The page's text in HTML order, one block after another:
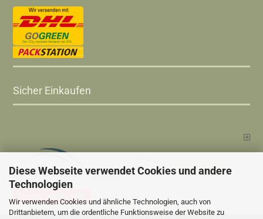
Diese Webseite verwendet Cookies und andere
Technologien
Wir verwenden Cookies und ähnliche Technologien, auch von
Drittanbietern, um die ordentliche Funktionsweise der Website zu
Sicher Einkaufen